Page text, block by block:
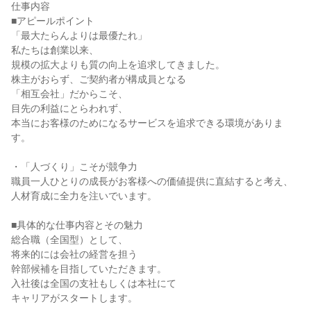
仕事内容
■アピールポイント
「最大たらんよりは最優たれ」
私たちは創業以来、
規模の拡大よりも質の向上を追求してきました。
株主がおらず、ご契約者が構成員となる
「相互会社」だからこそ、
目先の利益にとらわれず、
本当にお客様のためになるサービスを追求できる環境がありま
す。
・「人づくり」こそが競争力
職員一人ひとりの成長がお客様への価値提供に直結すると考え、
人材育成に全力を注いでいます。
■具体的な仕事内容とその魅力
総合職（全国型）として、
将来的には会社の経営を担う
幹部候補を目指していただきます。
入社後は全国の支社もしくは本社にて
キャリアがスタートします。